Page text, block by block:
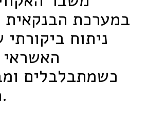
במערכת הבנקאית
ניתוח
כשמתבלבלים
מחיר לשווי.